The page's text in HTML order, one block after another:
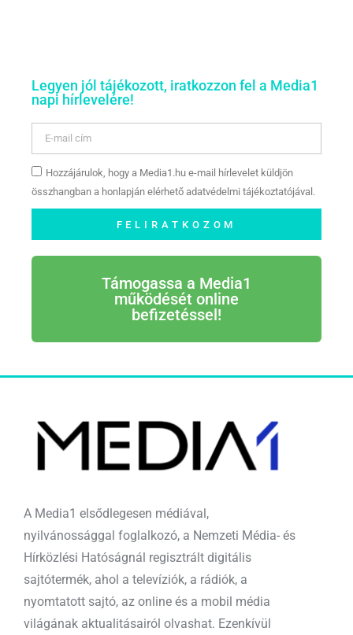
Legyen jól tájékozott, iratkozzon fel a Media1
napi hírlevelére!
Hozzájárulok, hogy a Media1.hu e-mail hírlevelet küldjön
összhangban a honlapján elérhető adatvédelmi tájékoztatójával.
FELIRATKOZOM
Támogassa a Media1
működését online
befizetéssel!
A Media1 elsődlegesen médiával,
nyilvánossággal foglalkozó, a Nemzeti Média- és
Hírközlési Hatóságnál regisztrált digitális
sajtótermék, ahol a televíziók, a rádiók, a
nyomtatott sajtó, az online és a mobil média
világának aktualitásairól olvashat. Ezenkívül